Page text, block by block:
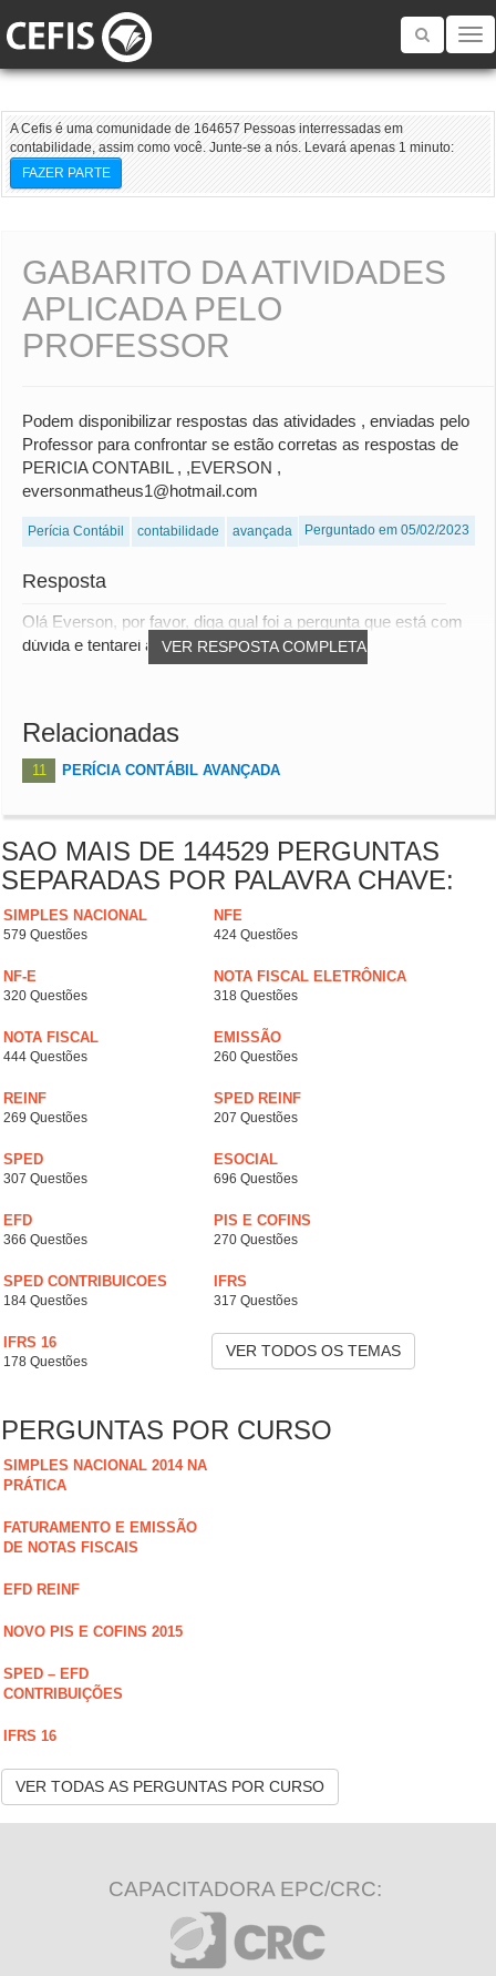
Toggle
A Cefis é uma comunidade de 164657 Pessoas interressadas em
contabilidade, assim como você. Junte-se a nós. Levará apenas 1 minuto:
FAZER PARTE
GABARITO DA ATIVIDADES
APLICADA PELO
PROFESSOR
Podem disponibilizar respostas das atividades , enviadas pelo
Professor para confrontar se estão corretas as respostas de
PERICIA CONTABIL , ,EVERSON ,
eversonmatheus1@hotmail.com
Perícia Contábil contabilidade avançada Perguntado em 05/02/2023
Resposta
VER RESPOSTA COMPLETA
Olá Everson, por favor, diga qual foi a pergunta que está com
dúvida e tentarei ajudá-lo. abs
Relacionadas
11 PERÍCIA CONTÁBIL AVANÇADA
SAO MAIS DE 144529 PERGUNTAS
SEPARADAS POR PALAVRA CHAVE:
SIMPLES NACIONAL
579 Questões
NFE
424 Questões
NF-E
320 Questões
NOTA FISCAL ELETRÔNICA
318 Questões
NOTA FISCAL
444 Questões
EMISSÃO
260 Questões
REINF
269 Questões
SPED REINF
207 Questões
SPED
307 Questões
ESOCIAL
696 Questões
EFD
366 Questões
PIS E COFINS
270 Questões
SPED CONTRIBUICOES
184 Questões
IFRS
317 Questões
IFRS 16
178 Questões
VER TODOS OS TEMAS
PERGUNTAS POR CURSO
SIMPLES NACIONAL 2014 NA
PRÁTICA
FATURAMENTO E EMISSÃO
DE NOTAS FISCAIS
EFD REINF
NOVO PIS E COFINS 2015
SPED – EFD
CONTRIBUIÇÕES
IFRS 16
VER TODAS AS PERGUNTAS POR CURSO
CAPACITADORA EPC/CRC: